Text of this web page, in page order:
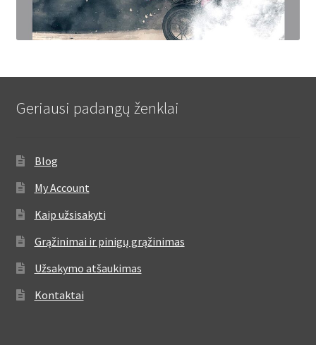
Geriausi padangų ženklai
Blog
My Account
Kaip užsisakyti
Grąžinimai ir pinigų grąžinimas
Užsakymo atšaukimas
Kontaktai